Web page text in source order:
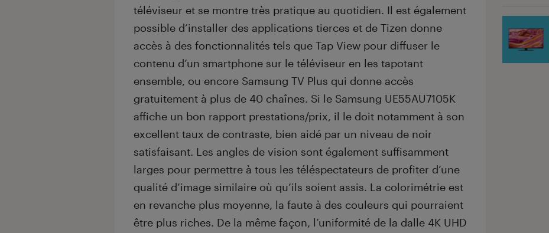
téléviseur et se montre très pratique au quotidien. Il est également
possible d’installer des applications tierces et de Tizen donne
accès à des fonctionnalités tels que Tap View pour diffuser le
contenu d’un smartphone sur le téléviseur en les tapotant
ensemble, ou encore Samsung TV Plus qui donne accès
gratuitement à plus de 40 chaînes. Si le Samsung UE55AU7105K
affiche un bon rapport prestations/prix, il le doit notamment à son
excellent taux de contraste, bien aidé par un niveau de noir
satisfaisant. Les angles de vision sont également suffisamment
larges pour permettre à tous les téléspectateurs de profiter d’une
qualité d’image similaire où qu’ils soient assis. La colorimétrie est
en revanche plus moyenne, la faute à des couleurs qui pourraient
être plus riches. De la même façon, l’uniformité de la dalle 4K UHD